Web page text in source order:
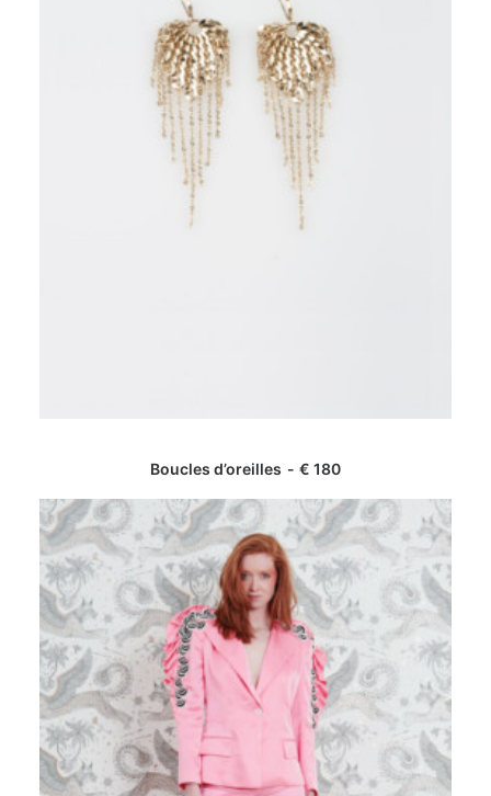
AJOUTER AU PANIER
Boucles d’oreilles € 180